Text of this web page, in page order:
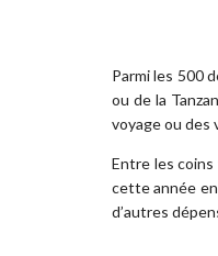
Parmi les 500
ou de la
voyage ou des
Entre les
cette année
d’autres